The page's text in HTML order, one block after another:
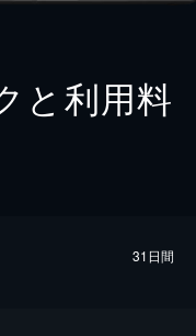
と利用料
31日間